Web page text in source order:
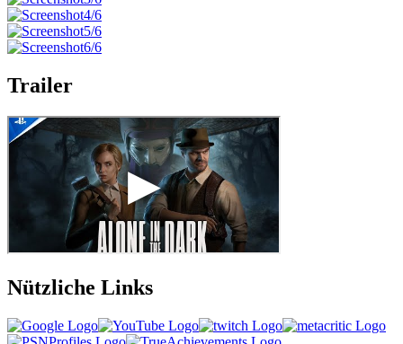
Trailer
Nützliche Links